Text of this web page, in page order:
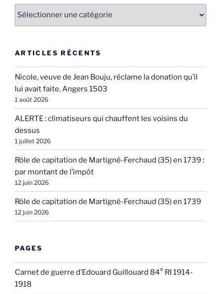
Catégories
ARTICLES RÉCENTS
Nicole, veuve de Jean Bouju, réclame la donation qu’il
lui avait faite, Angers 1503
1 août 2026
ALERTE : climatiseurs qui chauffent les voisins du
dessus
1 juillet 2026
Rôle de capitation de Martigné-Ferchaud (35) en 1739 :
par montant de l’impôt
12 juin 2026
Rôle de capitation de Martigné-Ferchaud (35) en 1739
12 juin 2026
PAGES
Carnet de guerre d’Edouard Guillouard 84° RI 1914-
1918